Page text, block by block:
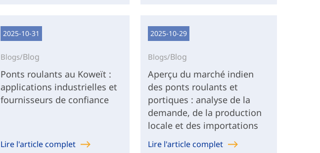
2025-10-31
Blogs/Blog
Ponts roulants au Koweït :
applications industrielles et
fournisseurs de confiance
Lire l'article complet
2025-10-29
Blogs/Blog
Aperçu du marché indien
des ponts roulants et
portiques : analyse de la
demande, de la production
locale et des importations
Lire l'article complet